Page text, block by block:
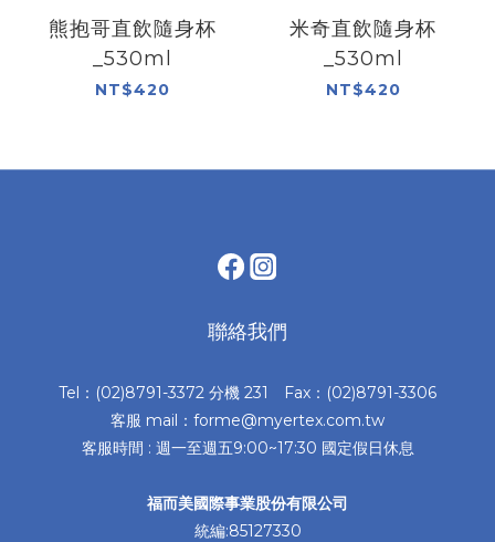
熊抱哥直飲隨身杯
_530ml
NT$420
米奇直飲隨身杯
_530ml
NT$420
聯絡我們
Tel：(02)8791-3372 分機 231 Fax：(02)8791-3306
客服 mail：forme@myertex.com.tw
客服時間 : 週一至週五9:00~17:30 國定假日休息
福而美國際事業股份有限公司
統編:85127330